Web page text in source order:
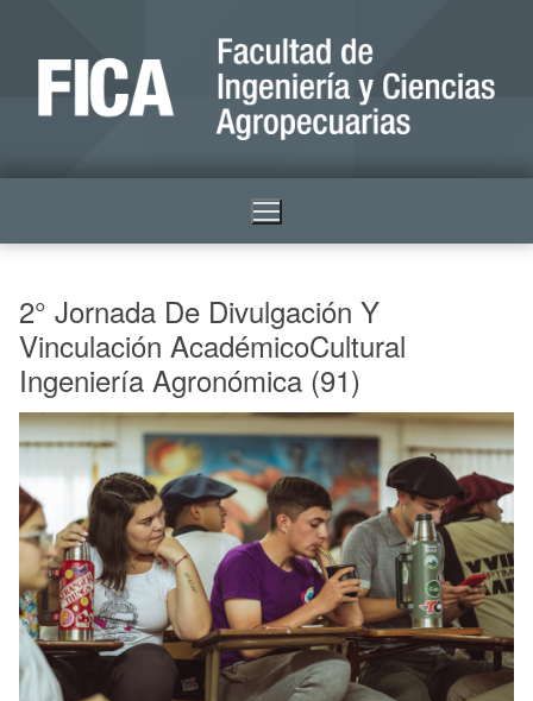
2° Jornada De Divulgación Y
Vinculación AcadémicoCultural
Ingeniería Agronómica (91)